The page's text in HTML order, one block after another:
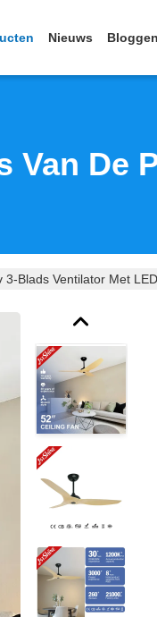
Nieuws Bloggen
Van De
Blads Ventilator Met